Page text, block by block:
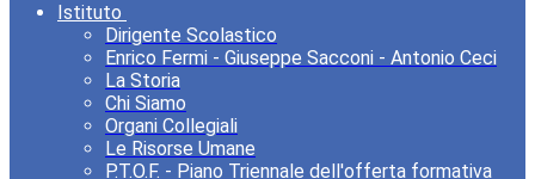
Istituto
Dirigente Scolastico
Enrico Fermi - Giuseppe Sacconi - Antonio Ceci
La Storia
Chi Siamo
Organi Collegiali
Le Risorse Umane
P.T.O.F. - Piano Triennale dell'offerta formativa